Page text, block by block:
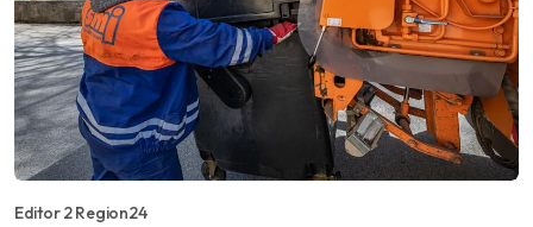
Editor 2 Region24